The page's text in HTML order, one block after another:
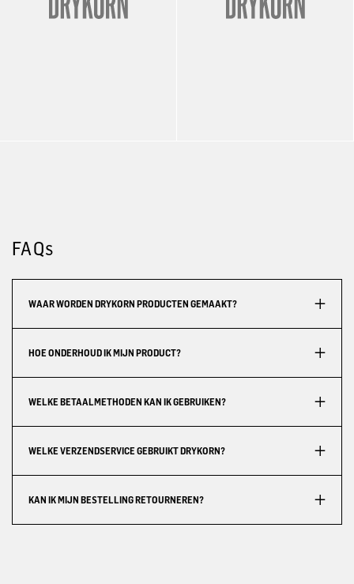
FAQs
WAAR WORDEN DRYKORN PRODUCTEN GEMAAKT?
HOE ONDERHOUD IK MIJN PRODUCT?
WELKE BETAALMETHODEN KAN IK GEBRUIKEN?
WELKE VERZENDSERVICE GEBRUIKT DRYKORN?
KAN IK MIJN BESTELLING RETOURNEREN?